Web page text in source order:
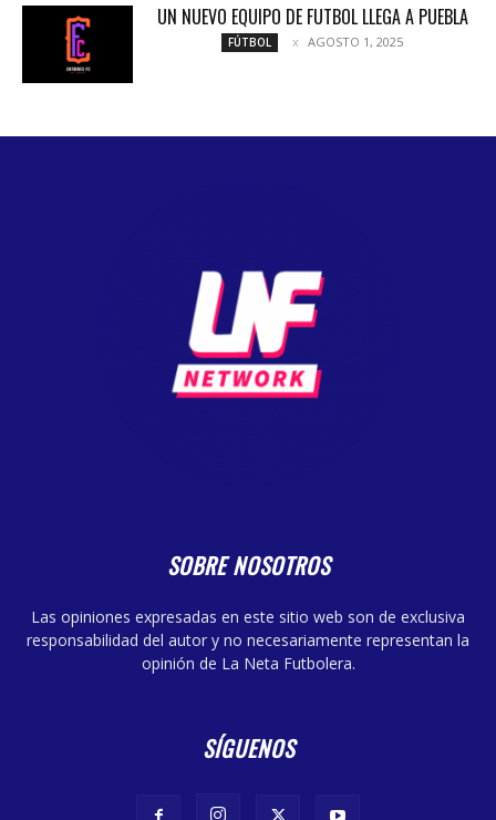
UN NUEVO EQUIPO DE FUTBOL LLEGA A PUEBLA
FÚTBOL AGOSTO 1, 2025
SOBRE NOSOTROS
Las opiniones expresadas en este sitio web son de exclusiva
responsabilidad del autor y no necesariamente representan la
opinión de La Neta Futbolera.
SÍGUENOS